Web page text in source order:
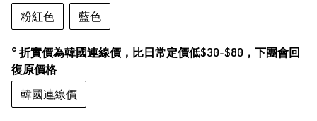
粉紅色
藍色
° 折實價為韓國連線價，比日常定價低$30-$80，下團會回
復原價格
韓國連線價